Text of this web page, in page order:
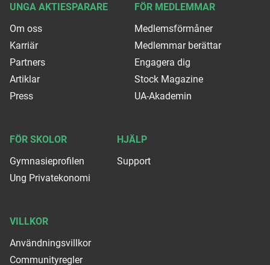
UNGA AKTIESPARARE
Om oss
Karriär
Partners
Artiklar
Press
FÖR MEDLEMMAR
Medlemsförmåner
Medlemmar berättar
Engagera dig
Stock Magazine
UA-Akademin
FÖR SKOLOR
Gymnasieprofilen
Ung Privatekonomi
HJÄLP
Support
VILLKOR
Användningsvillkor
Communityregler